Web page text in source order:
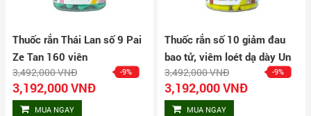
Thuốc rắn Thái Lan số 9 Pai
Ze Tan 160 viên
3,492,000 VNĐ -9%
3,192,000 VNĐ
MUA NGAY
Thuốc rắn số 10 giảm đau
bao tử, viêm loét dạ dày Un
Oui Tan hộp 160 viên
3,492,000 VNĐ -9%
3,192,000 VNĐ
MUA NGAY